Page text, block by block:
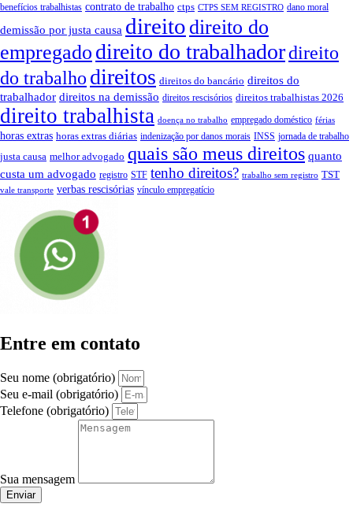
benefícios trabalhistas contrato de trabalho ctps CTPS SEM REGISTRO dano moral
demissão por justa causa direito direito do
empregado direito do trabalhadordireito
do trabalho direitos direitos do bancário direitos do
trabalhador direitos na demissão direitos rescisórios direitos trabalhistas 2026
direito trabalhista doença no trabalho empregado doméstico férias
horas extras horas extras diárias indenização por danos morais INSS jornada de trabalho
justa causa melhor advogado quais são meus direitos quanto
custa um advogado registro STF tenho direitos? trabalho sem registro TST
vale transporte verbas rescisórias vínculo empregatício
Entre em contato
Seu nome (obrigatório)
Seu e-mail (obrigatório)
Telefone (obrigatório)
Sua mensagem
Enviar